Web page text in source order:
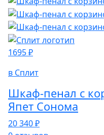
1695 ₽
в Сплит
Шкаф-пенал с
Япет Сонома
20 340 ₽